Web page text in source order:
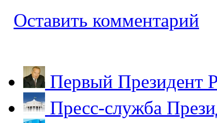
Оставить комментарий
Первый Президент
Пресс-служба